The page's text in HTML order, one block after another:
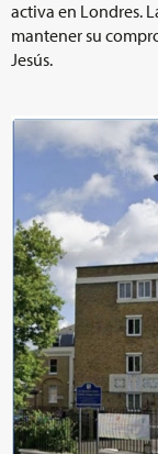
activa en Londres.
mantener su
Jesús.